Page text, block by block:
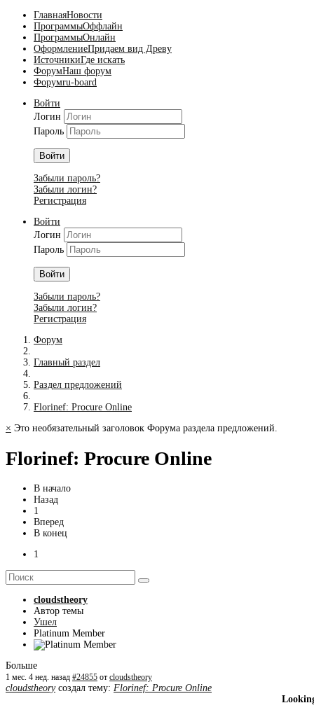
ГлавнаяНовости
ПрограммыОффлайн
ПрограммыОнлайн
ОформлениеПридаем вид Древу
ИсточникиГде искать
ФорумНаш форум
Форумru-board
Войти
Логин
Пароль
Войти
Забыли пароль?
Забыли логин?
Регистрация
Войти
Логин
Пароль
Войти
Забыли пароль?
Забыли логин?
Регистрация
Форум
Главный раздел
Раздел предложений
Florinef: Procure Online
× Это необязательный заголовок Форума раздела предложений.
Florinef: Procure Online
В начало
Назад
1
Вперед
В конец
1
cloudstheory
Автор темы
Ушел
Platinum Member
Больше
1 мес. 4 нед. назад #24855 от cloudstheory
cloudstheoryсоздал тему: Florinef: Procure Online